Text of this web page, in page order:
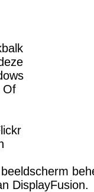
Of
DisplayFusion.